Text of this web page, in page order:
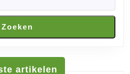
Zoeken
artikelen